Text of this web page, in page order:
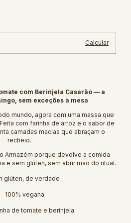
Calcular
com Berinjela Casarão — a
sem exceções à mesa
mundo, agora com uma massa que
com farinha de arroz e o sabor de
camadas macias que abraçam o
recheio.
Armazém porque devolve a comida
e sem glúten, sem abrir mão do ritual.
glúten, de verdade
100% vegana
de tomate e berinjela